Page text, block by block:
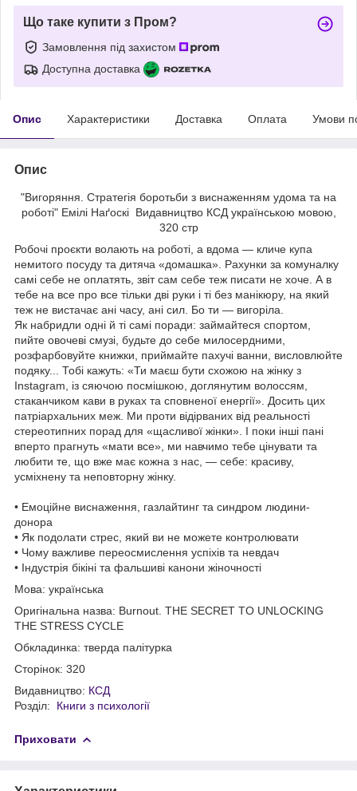
Що таке купити з Пром?
Замовлення під захистом
Доступна доставка
Опис Характеристики Доставка Оплата Умови
Опис
"Вигоряння. Стратегія боротьби з виснаженням удома та на
роботі" Емілі Наґоскі Видавництво КСД українською мовою,
320 стр
Робочі проєкти волають на роботі, а вдома — кличе купа
немитого посуду та дитяча «домашка». Рахунки за комуналку
самі себе не оплатять, звіт сам себе теж писати не хоче. А в
тебе на все про все тільки дві руки і ті без манікюру, на який
теж не вистачає ані часу, ані сил. Бо ти — вигоріла.
Як набридли одні й ті самі поради: займайтеся спортом,
пийте овочеві смузі, будьте до себе милосердними,
розфарбовуйте книжки, приймайте пахучі ванни, висловлюйте
подяку... Тобі кажуть: «Ти маєш бути схожою на жінку з
Instagram, із сяючою посмішкою, доглянутим волоссям,
стаканчиком кави в руках та сповненої енергії». Досить цих
патріархальних меж. Ми проти відірваних від реальності
стереотипних порад для «щасливої жінки». І поки інші пані
вперто прагнуть «мати все», ми навчимо тебе цінувати та
любити те, що вже має кожна з нас, — себе: красиву,
усміхнену та неповторну жінку.
• Емоційне виснаження, газлайтинг та синдром людини-
донора
• Як подолати стрес, який ви не можете контролювати
• Чому важливе переосмислення успіхів та невдач
• Індустрія бікіні та фальшиві канони жіночності
Мова: українська
Оригінальна назва: Burnout. THE SECRET TO UNLOCKING
THE STRESS CYCLE
Обкладинка: тверда палітурка
Сторінок: 320
Видавництво: КСД
Розділ: Книги з психології
Приховати